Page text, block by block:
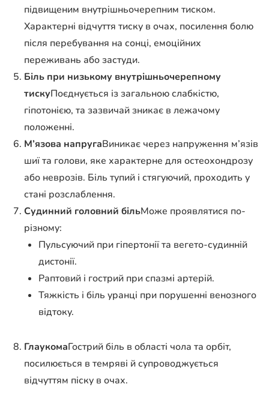
підвищеним внутрішньочерепним тиском.
Характерні відчуття тиску в очах, посилення болю
після перебування на сонці, емоційних
переживань або застуди.
Біль при низькому внутрішньочерепному
тискуПоєднується із загальною слабкістю,
гіпотонією, та зазвичай зникає в лежачому
положенні.
М’язова напругаВиникає через напруження м’язів
шиї та голови, яке характерне для остеохондрозу
або неврозів. Біль тупий і стягуючий, проходить у
стані розслаблення.
Судинний головний більМоже проявлятися по-
різному:
Пульсуючий при гіпертонії та вегето-судинній
дистонії.
Раптовий і гострий при спазмі артерій.
Тяжкість і біль уранці при порушенні венозного
відтоку.
ГлаукомаГострий біль в області чола та орбіт,
посилюється в темряві й супроводжується
відчуттям піску в очах.